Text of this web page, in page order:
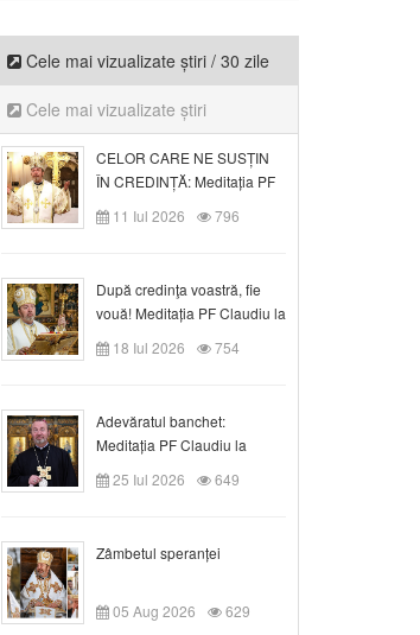
Cele mai vizualizate știri / 30 zile
Cele mai vizualizate știri
CELOR CARE NE SUSȚIN
ÎN CREDINȚĂ: Meditația PF
Claudiu la Duminica a VI-a
după Rusalii
11 Iul 2026 796
După credinţa voastră, fie
vouă! Meditația PF Claudiu la
duminica a VII-a după Rusalii
18 Iul 2026 754
Adevăratul banchet:
Meditația PF Claudiu la
Duminica a VIII-a după
Rusalii
25 Iul 2026 649
Zâmbetul speranței
05 Aug 2026 629